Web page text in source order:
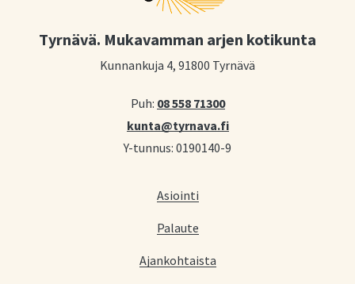
Tyrnävä. Mukavamman arjen kotikunta
Kunnankuja 4, 91800 Tyrnävä
Puh: 08 558 71300
kunta@tyrnava.fi
Y-tunnus: 0190140-9
Asiointi
Palaute
Ajankohtaista